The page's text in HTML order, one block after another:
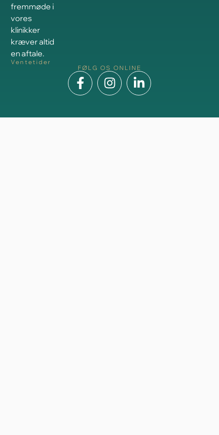
fremmøde i
vores
klinikker
kræver altid
en aftale.
Ventetider
FØLG OS ONLINE